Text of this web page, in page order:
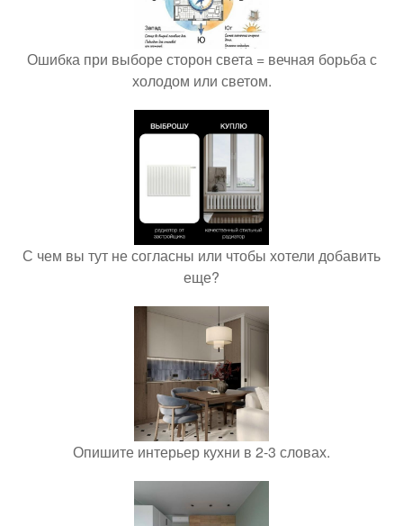
Ошибка при выборе сторон света = вечная борьба с
холодом или светом.
С чем вы тут не согласны или чтобы хотели добавить
еще?
Опишите интерьер кухни в 2-3 словах.